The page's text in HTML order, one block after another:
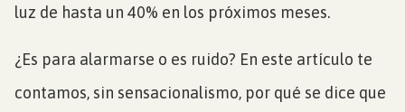
luz de hasta un 40% en los próximos meses.
¿Es para alarmarse o es ruido? En este artículo te
contamos, sin sensacionalismo, por qué se dice que